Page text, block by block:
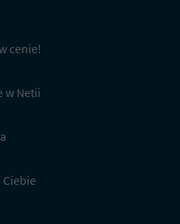
cenie!
w Netii
Ciebie
klienci
ofertę dla obecnych